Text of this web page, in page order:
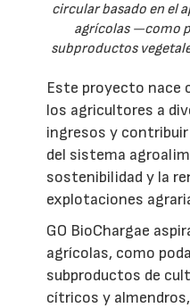
circular basado en el
agrícolas —como
subproductos
Este proyecto nace
los agricultores a
ingresos y
del sistema
sostenibilidad y la
explotaciones
GO BioChargae
agrícolas, como
subproductos de
cítricos y